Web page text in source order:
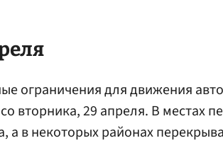
ограничения для движения
вторника, 29 апреля. В местах
а в некоторых районах